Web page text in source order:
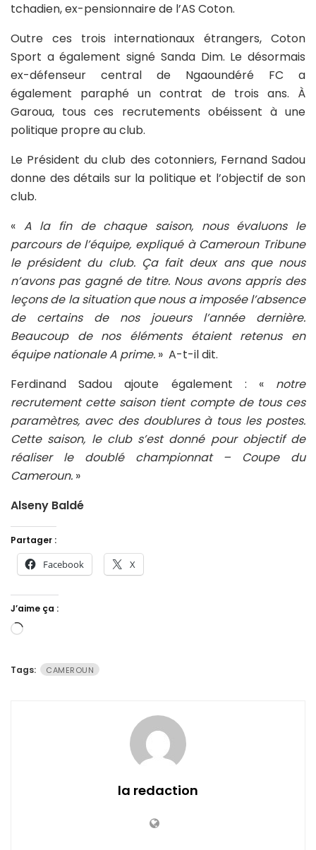
tchadien, ex-pensionnaire de l’AS Coton.
Outre ces trois internationaux étrangers, Coton
Sport a également signé Sanda Dim. Le désormais
ex-défenseur central de Ngaoundéré FC a
également paraphé un contrat de trois ans. À
Garoua, tous ces recrutements obéissent à une
politique propre au club.
Le Président du club des cotonniers, Fernand Sadou
donne des détails sur la politique et l’objectif de son
club.
« A la fin de chaque saison, nous évaluons le
parcours de l’équipe, expliqué à Cameroun Tribune
le président du club. Ça fait deux ans que nous
n’avons pas gagné de titre. Nous avons appris des
leçons de la situation que nous a imposée l’absence
de certains de nos joueurs l’année dernière.
Beaucoup de nos éléments étaient retenus en
équipe nationale A prime. » A-t-il dit.
Ferdinand Sadou ajoute également : « notre
recrutement cette saison tient compte de tous ces
paramètres, avec des doublures à tous les postes.
Cette saison, le club s’est donné pour objectif de
réaliser le doublé championnat – Coupe du
Cameroun. »
Alseny Baldé
Partager :
Facebook X
J’aime ça :
Chargement…
Tags: CAMEROUN
la redaction